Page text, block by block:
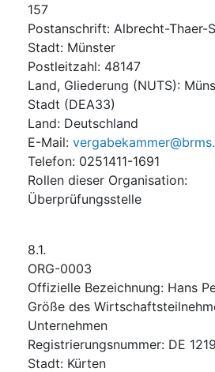
157
Postanschrift: Albrecht-Thaer-
Stadt: Münster
Postleitzahl: 48147
Land, Gliederung (NUTS):
Stadt (DEA33)
Land: Deutschland
E-Mail:
Telefon: 0251411-1691
Rollen dieser Organisation:
Überprüfungsstelle
8.1.
ORG-0003
Offizielle Bezeichnung: Hans
Größe des
Unternehmen
Registrierungsnummer: DE
Stadt: Kürten